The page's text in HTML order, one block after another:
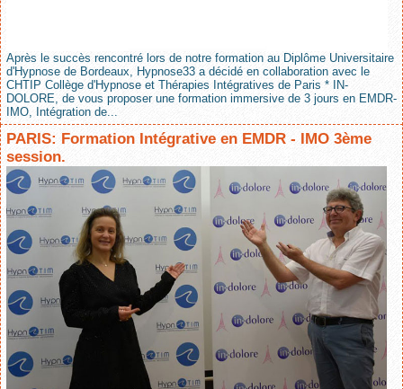
Après le succès rencontré lors de notre formation au Diplôme Universitaire
d'Hypnose de Bordeaux, Hypnose33 a décidé en collaboration avec le
CHTIP Collège d'Hypnose et Thérapies Intégratives de Paris * IN-
DOLORE, de vous proposer une formation immersive de 3 jours en EMDR-
IMO, Intégration de...
PARIS: Formation Intégrative en EMDR - IMO 3ème
session.